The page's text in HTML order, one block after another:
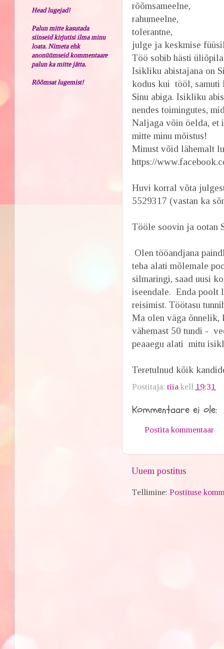
rõõmsameelne,
rahumeelne,
tolerantne,
julge ja keskmise
Töö sobib hästi
Isikliku abistajana on
kodus kui tööl, samuti
Sinu abiga. Isikliku
nendes toimingutes,
Naljaga võin öelda, et
mitte minu mõistus!
Minust võid lähemalt
https://
Huvi korral võta
5529317 (vastan ka
Tööle soovin ja ootan
Olen tööandjana
teha alati mõlemale
silmaringi, saad uusi
iseendale. Enda poolt
reisimist. Töötasu
Ma olen väga õnnelik,
vähemast 50 tundi -
peaaegu alati mitu
Teretulnud kõik
Postitaja:tiia kell 19:31
Kommentaare ei ole:
Postita kommentaar
Uuem postitus
Tellimine:Postituse
Head lugejad!
Palun mitte kasutada
siinseid kirjutisi ilma minu
loata. Nimeta ehk
anonüümseid kommentaare
palun ka mitte jätta.
Rõõmsat lugemist!